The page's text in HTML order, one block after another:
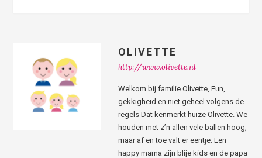
OLIVETTE
http://www.olivette.nl
Welkom bij familie Olivette, Fun,
gekkigheid en niet geheel volgens de
regels Dat kenmerkt huize Olivette. We
houden met z’n allen vele ballen hoog,
maar af en toe valt er eentje. Een
happy mama zijn blije kids en de papa